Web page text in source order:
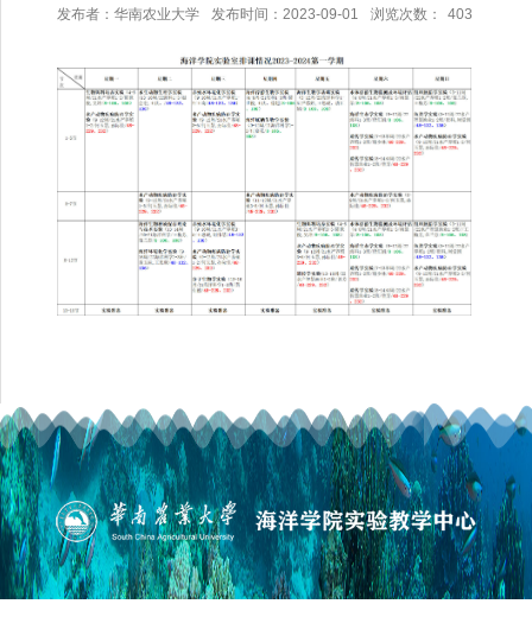
发布者：华南农业大学 发布时间：2023-09-01 浏览次数： 403